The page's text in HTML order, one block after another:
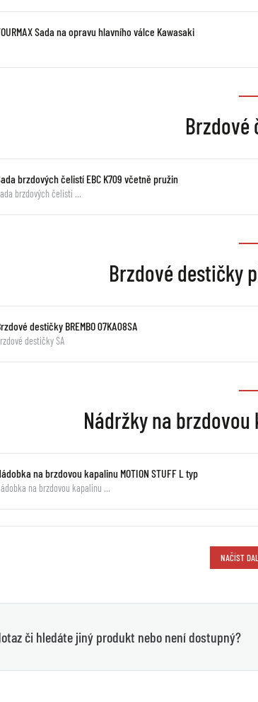
Sada na opravu hlavního válce Kawasaki
Brzdové
brzdových čelistí EBC K709 včetně pružin
brzdových čelistí …
Brzdové destičky
destičky BREMBO 07KA08SA
destičky SA
Nádržky na brzdovou
na brzdovou kapalinu MOTION STUFF L typ
na brzdovou kapalinu …
NAČÍST
či hledáte jiný produkt nebo není dostupný?